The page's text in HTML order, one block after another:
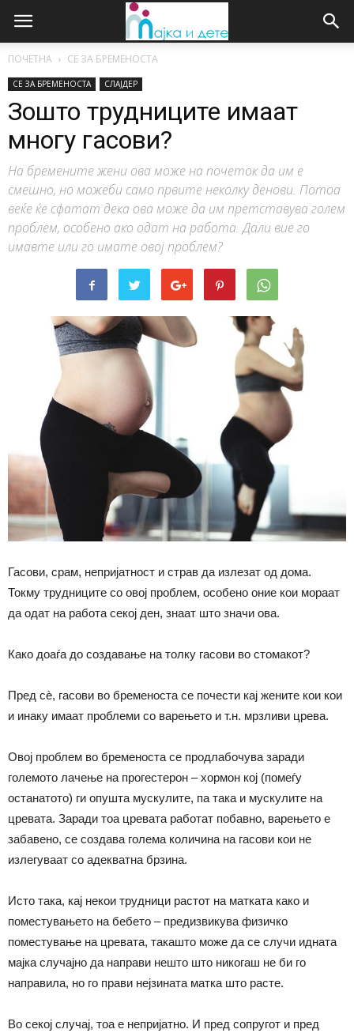
ПОЧЕТНА СЕ ЗА БРЕМЕНОСТА
СЕ ЗА БРЕМЕНОСТА СЛАЈДЕР
Зошто трудниците имаат
многу гасови?
На бремените жени ова може на почеток да им е
смешно, но можеби само првите неколку денови. Потоа
веќе ќе сфатат дека ова може да им претставува голем
проблем, особено ако одат на работа. Дали вие го
имавте или го имате овој проблем?
Гасови, срам, непријатност и страв да излезат од дома.
Токму трудниците со овој проблем, особено оние кои мораат
да одат на работа секој ден, знаат што значи ова.
Како доаѓа до создавање на толку гасови во стомакот?
Пред сѐ, гасови во бременоста се почести кај жените кои кои
и инаку имаат проблеми со варењето и т.н. мрзливи црева.
Овој проблем во бременоста се продлабочува заради
големото лачење на прогестерон – хормон кој (помеѓу
останатото) ги опушта мускулите, па така и мускулите на
цревата. Заради тоа цревата работат побавно, варењето е
забавено, се создава голема количина на гасови кои не
излегуваат со адекватна брзина.
Исто така, кај некои трудници растот на матката како и
поместувањето на бебето – предизвикува физичко
поместување на цревата, такашто може да се случи идната
мајка случајно да направи нешто што никогаш не би го
направила, но го прави нејзината матка што расте.
Во секој случај, тоа е непријатно. И пред сопругот и пред